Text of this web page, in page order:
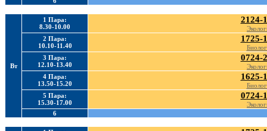
Вт
1 Пара:
8.30-10.00
2124-1
2 Пара:
10.10-11.40
1725-1
3 Пара:
12.10-13.40
0724-2
4 Пара:
13.50-15.20
1625-1
5 Пара:
15.30-17.00
0724-1
6